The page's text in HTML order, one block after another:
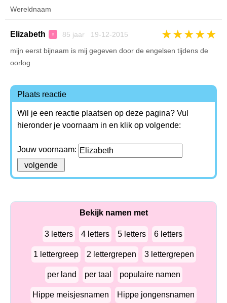
Wereldnaam
Elizabeth ♀ 85 jaar 19-12-2015 ★★★★★
mijn eerst bijnaam is mij gegeven door de engelsen tijdens de
oorlog
Plaats reactie
Wil je een reactie plaatsen op deze pagina? Vul
hieronder je voornaam in en klik op volgende:
Jouw voornaam:
Bekijk namen met
3 letters 4 letters 5 letters 6 letters
1 lettergreep 2 lettergrepen 3 lettergrepen
per land per taal populaire namen
Hippe meisjesnamen Hippe jongensnamen